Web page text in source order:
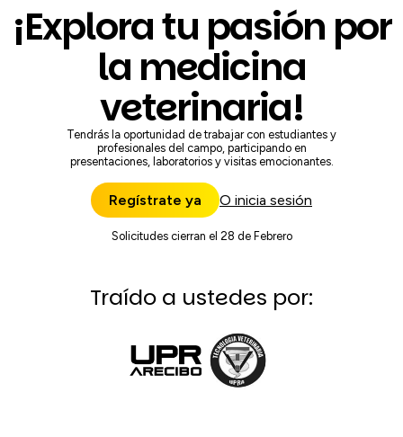
¡Explora tu pasión por
la medicina
veterinaria!
Tendrás la oportunidad de trabajar con estudiantes y
profesionales del campo, participando en
presentaciones, laboratorios y visitas emocionantes.
Regístrate ya O inicia sesión
Solicitudes cierran el 28 de Febrero
Traído a ustedes por: